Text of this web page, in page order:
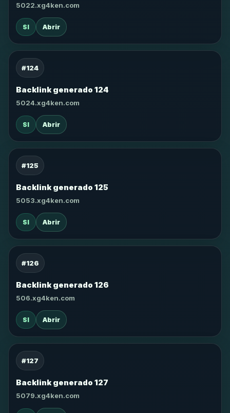
5022.xg4ken.com
SI Abrir
#124
Backlink generado 124
5024.xg4ken.com
SI Abrir
#125
Backlink generado 125
5053.xg4ken.com
SI Abrir
#126
Backlink generado 126
506.xg4ken.com
SI Abrir
#127
Backlink generado 127
5079.xg4ken.com